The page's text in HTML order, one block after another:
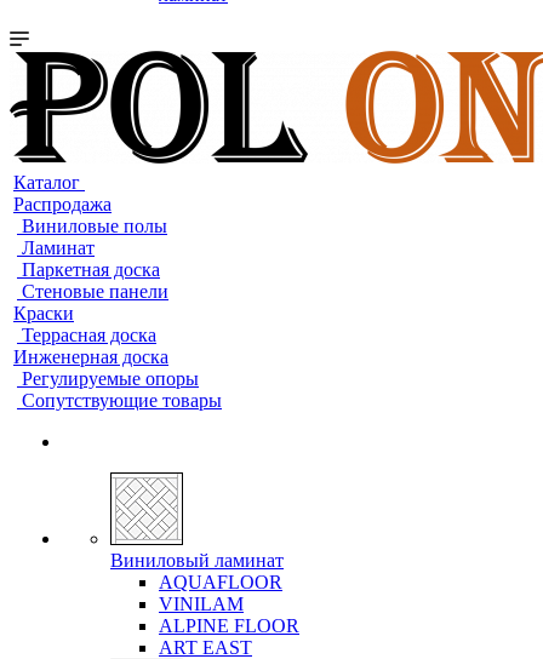
Каталог
Распродажа
Виниловые полы
Ламинат
Паркетная доска
Стеновые панели
Краски
Террасная доска
Инженерная доска
Регулируемые опоры
Сопутствующие товары
Виниловый ламинат
AQUAFLOOR
VINILAM
ALPINE FLOOR
ART EAST